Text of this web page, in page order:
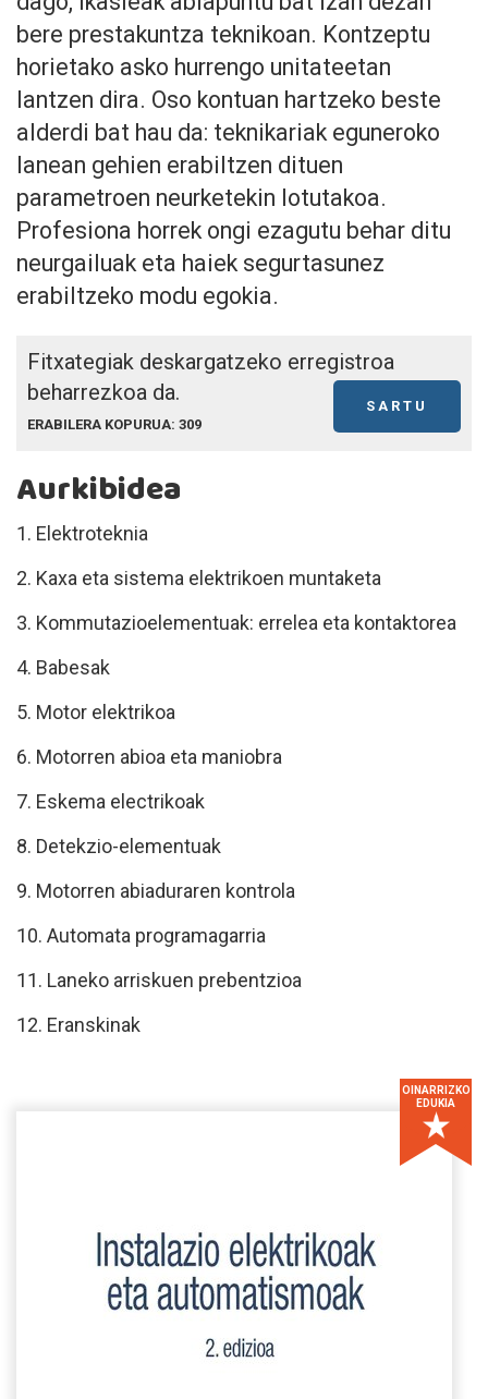
bere prestakuntza teknikoan. Kontzeptu
horietako asko hurrengo unitateetan
lantzen dira. Oso kontuan hartzeko beste
alderdi bat hau da: teknikariak eguneroko
lanean gehien erabiltzen dituen
parametroen neurketekin lotutakoa.
Profesiona horrek ongi ezagutu behar ditu
neurgailuak eta haiek segurtasunez
erabiltzeko modu egokia.
Fitxategiak deskargatzeko erregistroa
beharrezkoa da.
SARTU
ERABILERA KOPURUA: 309
Aurkibidea
1. Elektroteknia
2. Kaxa eta sistema elektrikoen muntaketa
3. Kommutazioelementuak: errelea eta kontaktorea
4. Babesak
5. Motor elektrikoa
6. Motorren abioa eta maniobra
7. Eskema electrikoak
8. Detekzio-elementuak
9. Motorren abiaduraren kontrola
10. Automata programagarria
11. Laneko arriskuen prebentzioa
12. Eranskinak
OINARRIZKO
EDUKIA